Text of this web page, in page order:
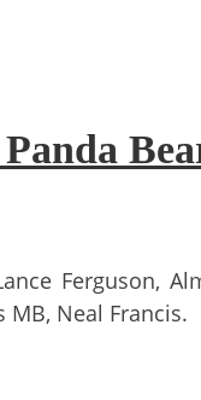
Panda
Ferguson,
MB, Neal Francis.